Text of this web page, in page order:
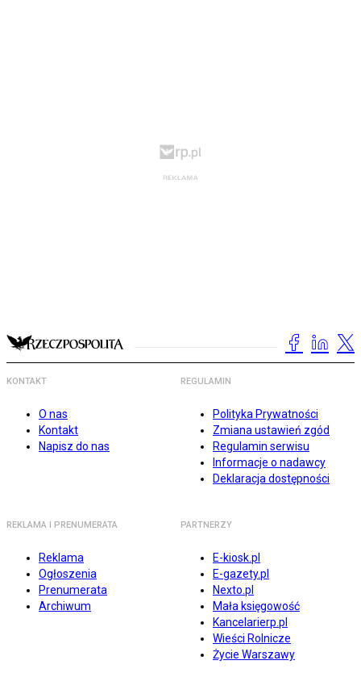
KONTAKT
O nas
Kontakt
Napisz do nas
REGULAMIN
Polityka Prywatności
Zmiana ustawień zgód
Regulamin serwisu
Informacje o nadawcy
Deklaracja dostępności
REKLAMA I PRENUMERATA
Reklama
Ogłoszenia
Prenumerata
Archiwum
PARTNERZY
E-kiosk.pl
E-gazety.pl
Nexto.pl
Mała księgowość
Kancelarierp.pl
Wieści Rolnicze
Życie Warszawy